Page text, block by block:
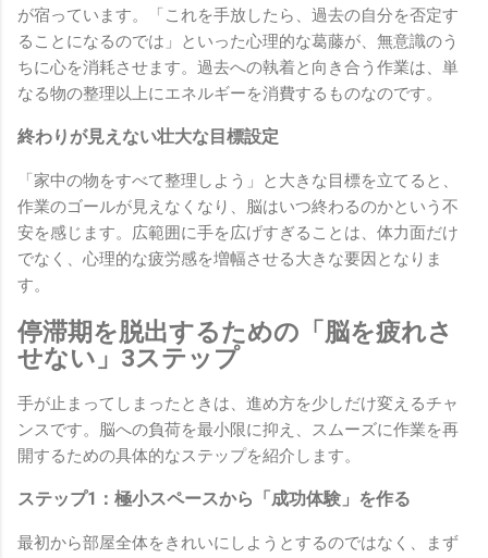
が宿っています。「これを手放したら、過去の自分を否定す
ることになるのでは」といった心理的な葛藤が、無意識のう
ちに心を消耗させます。過去への執着と向き合う作業は、単
なる物の整理以上にエネルギーを消費するものなのです。
終わりが見えない壮大な目標設定
「家中の物をすべて整理しよう」と大きな目標を立てると、
作業のゴールが見えなくなり、脳はいつ終わるのかという不
安を感じます。広範囲に手を広げすぎることは、体力面だけ
でなく、心理的な疲労感を増幅させる大きな要因となりま
す。
停滞期を脱出するための「脳を疲れさ
せない」3ステップ
手が止まってしまったときは、進め方を少しだけ変えるチャ
ンスです。脳への負荷を最小限に抑え、スムーズに作業を再
開するための具体的なステップを紹介します。
ステップ1：極小スペースから「成功体験」を作る
最初から部屋全体をきれいにしようとするのではなく、まず